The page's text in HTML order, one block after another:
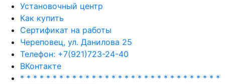
Установочный центр
Как купить
Сертификат на работы
Череповец, ул. Данилова 25
Телефон: +7(921)723-24-40
ВКонтакте
* * * * * * * * * * * * * * * * * * * * * * * * * * * * * * *